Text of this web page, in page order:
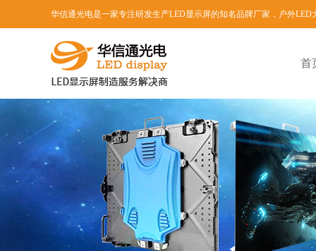
华信通光电是一家专注研发生产LED显示屏的知名品牌厂家，户外LED
首